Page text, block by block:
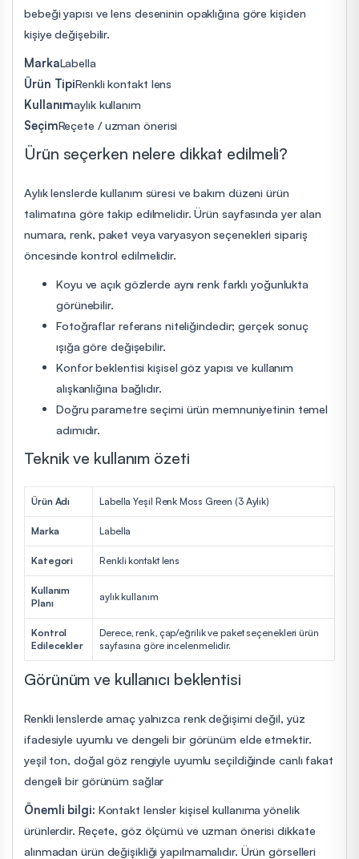
bebeği yapısı ve lens deseninin opaklığına göre kişiden
kişiye değişebilir.
MarkaLabella
Ürün TipiRenkli kontakt lens
Kullanımaylık kullanım
SeçimReçete / uzman önerisi
Ürün seçerken nelere dikkat edilmeli?
Aylık lenslerde kullanım süresi ve bakım düzeni ürün
talimatına göre takip edilmelidir. Ürün sayfasında yer alan
numara, renk, paket veya varyasyon seçenekleri sipariş
öncesinde kontrol edilmelidir.
Koyu ve açık gözlerde aynı renk farklı yoğunlukta
görünebilir.
Fotoğraflar referans niteliğindedir; gerçek sonuç
ışığa göre değişebilir.
Konfor beklentisi kişisel göz yapısı ve kullanım
alışkanlığına bağlıdır.
Doğru parametre seçimi ürün memnuniyetinin temel
adımıdır.
Teknik ve kullanım özeti
Ürün Adı Labella Yeşil Renk Moss Green (3 Aylık)
Marka Labella
Kategori Renkli kontakt lens
Kullanım
Planı
aylık kullanım
Kontrol
Edilecekler
Derece, renk, çap/eğrilik ve paket seçenekleri ürün
sayfasına göre incelenmelidir.
Görünüm ve kullanıcı beklentisi
Renkli lenslerde amaç yalnızca renk değişimi değil, yüz
ifadesiyle uyumlu ve dengeli bir görünüm elde etmektir.
yeşil ton, doğal göz rengiyle uyumlu seçildiğinde canlı fakat
dengeli bir görünüm sağlar
Önemli bilgi: Kontakt lensler kişisel kullanıma yönelik
ürünlerdir. Reçete, göz ölçümü ve uzman önerisi dikkate
alınmadan ürün değişikliği yapılmamalıdır. Ürün görselleri